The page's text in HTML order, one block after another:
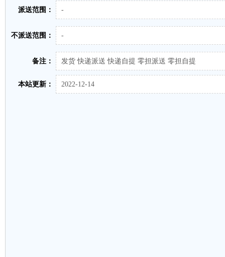
派送范围： -
不派送范围： -
备注： 发货 快递派送 快递自提 零担派送 零担自提
本站更新： 2022-12-14